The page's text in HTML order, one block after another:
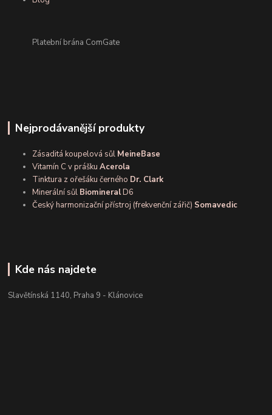
Platební brána ComGate
Nejprodávanější produkty
Zásaditá koupelová sůl MeineBase
Vitamín C v práškuAcerola
Tinktura z ořešáku černého Dr. Clark
Minerální sůl BiomineralD6
Český harmonizační přístroj (frekvenční zářič) Somavedic
Kde nás najdete
Slavětínská 1140, Praha 9 - Klánovice